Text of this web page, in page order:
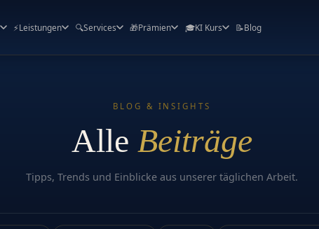
⚡Leistungen 🔍Services 🎁Prämien 🎓KI Kurs 📝Blog
BLOG & INSIGHTS
Alle Beiträge
Tipps, Trends und Einblicke aus unserer täglichen Arbeit.